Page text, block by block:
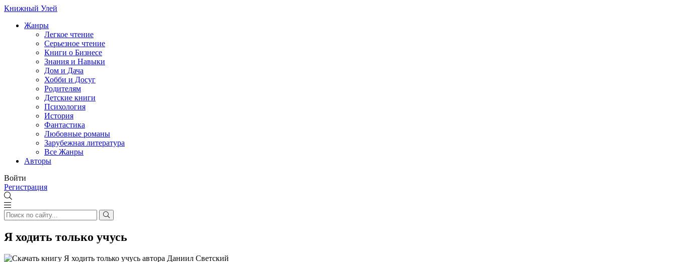
Книжный Улей
Жанры
Легкое чтение
Серьезное чтение
Книги о Бизнесе
Знания и Навыки
Дом и Дача
Хобби и Досуг
Родителям
Детские книги
Психология
История
Фантастика
Любовные романы
Зарубежная литература
Все Жанры
Авторы
Войти
Регистрация
Я ходить только учусь